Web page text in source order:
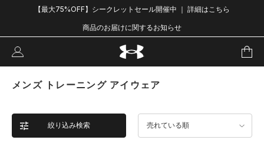
【最大75%OFF】シークレットセール開催中 ｜ 詳細はこちら
商品のお届けに関するお知らせ
メンズ トレーニング アイウェア
絞り込み検索 売れている順